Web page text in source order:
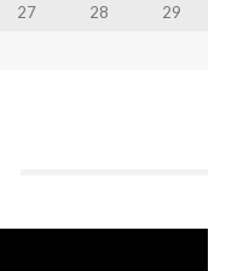
27 28
29